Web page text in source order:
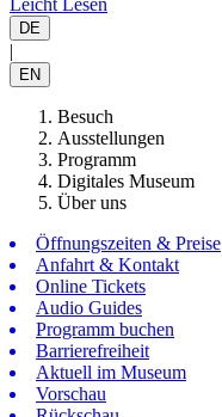
Leicht Lesen
DE
|
EN
Besuch
Ausstellungen
Programm
Digitales Museum
Über uns
Öffnungszeiten & Preise
Anfahrt & Kontakt
Online Tickets
Audio Guides
Programm buchen
Barrierefreiheit
Aktuell im Museum
Vorschau